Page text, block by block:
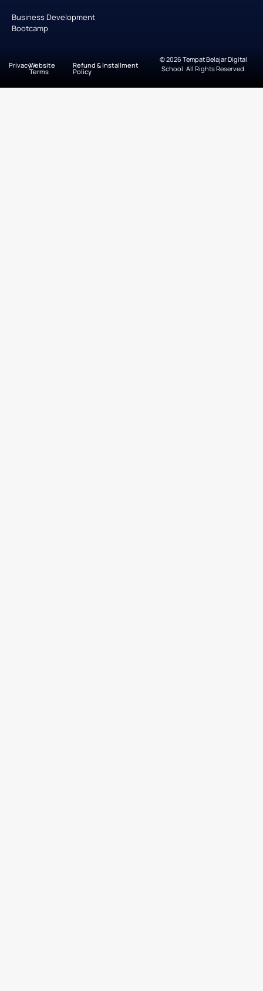
Business Development
Bootcamp
PrivacyWebsite
Terms
Refund & Installment
Policy
© 2026 Tempat Belajar Digital
School. All Rights Reserved.